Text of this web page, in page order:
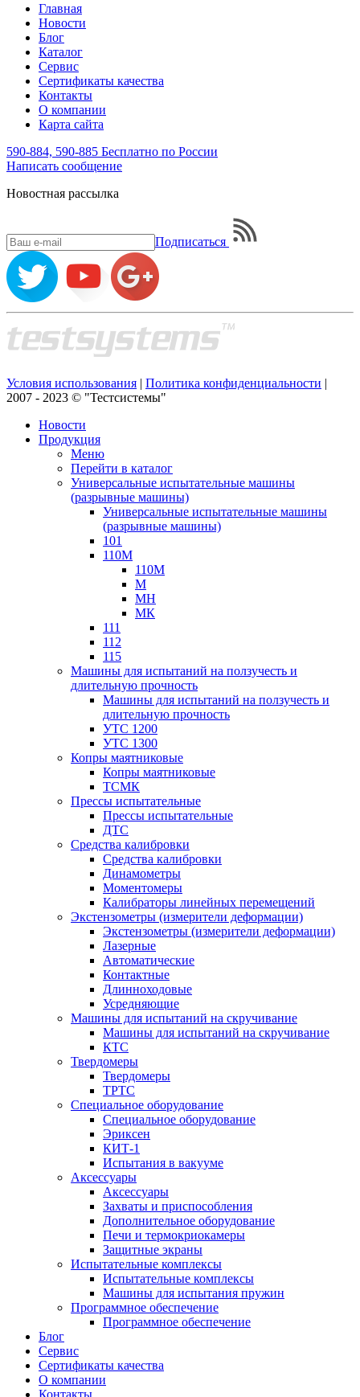
Главная
Новости
Блог
Каталог
Сервис
Сертификаты качества
Контакты
О компании
Карта сайта
590-884, 590-885 Бесплатно по России
Написать сообщение
Новостная рассылка
Подписаться
Условия использования | Политика конфиденциальности |
2007 - 2023 © "Тестсистемы"
Новости
Продукция
Меню
Перейти в каталог
Универсальные испытательные машины
(разрывные машины)
Универсальные испытательные машины
(разрывные машины)
101
110М
110М
М
МН
МК
111
112
115
Машины для испытаний на ползучесть и
длительную прочность
Машины для испытаний на ползучесть и
длительную прочность
УТС 1200
УТС 1300
Копры маятниковые
Копры маятниковые
ТСМК
Прессы испытательные
Прессы испытательные
ДТС
Средства калибровки
Средства калибровки
Динамометры
Моментомеры
Калибраторы линейных перемещений
Экстензометры (измерители деформации)
Экстензометры (измерители деформации)
Лазерные
Автоматические
Контактные
Длинноходовые
Усредняющие
Машины для испытаний на скручивание
Машины для испытаний на скручивание
КТС
Твердомеры
Твердомеры
ТРТС
Специальное оборудование
Специальное оборудование
Эриксен
КИТ-1
Испытания в вакууме
Аксессуары
Аксессуары
Захваты и приспособления
Дополнительное оборудование
Печи и термокриокамеры
Защитные экраны
Испытательные комплексы
Испытательные комплексы
Машины для испытания пружин
Программное обеспечение
Программное обеспечение
Блог
Сервис
Сертификаты качества
О компании
Контакты